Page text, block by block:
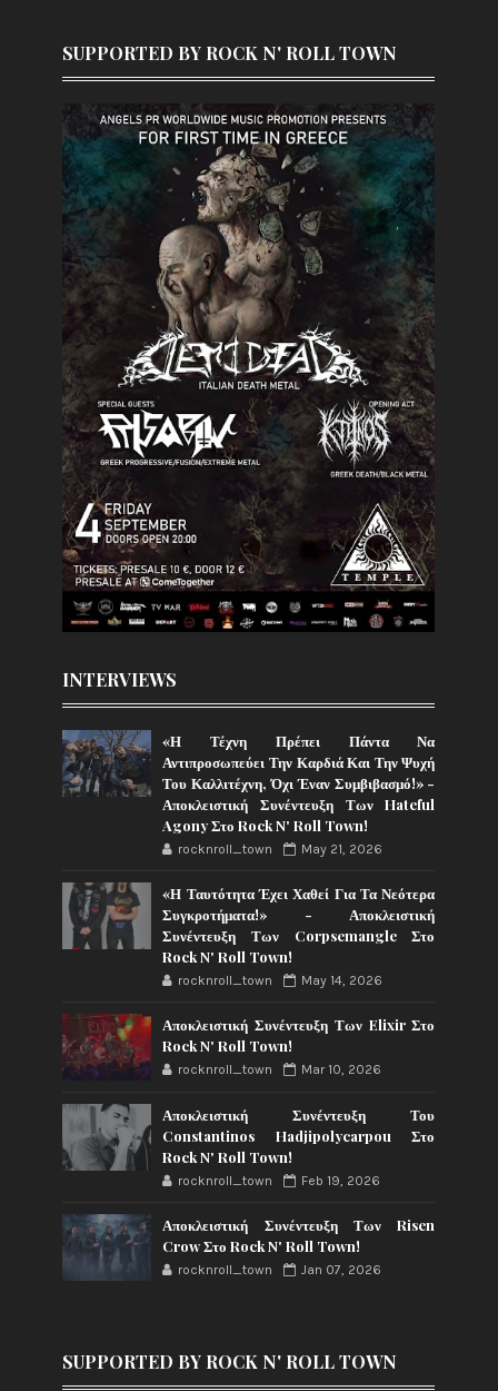
SUPPORTED BY ROCK N' ROLL TOWN
INTERVIEWS
«Η Τέχνη Πρέπει Πάντα Να
Αντιπροσωπεύει Την Καρδιά Και Την Ψυχή
Του Καλλιτέχνη, Όχι Έναν Συμβιβασμό!» -
Αποκλειστική Συνέντευξη Των Hateful
Agony Στο Rock N' Roll Town!
rocknroll_town May 21, 2026
«Η Ταυτότητα Έχει Χαθεί Για Τα Νεότερα
Συγκροτήματα!» - Αποκλειστική
Συνέντευξη Των Corpsemangle Στο
Rock N' Roll Town!
rocknroll_town May 14, 2026
Αποκλειστική Συνέντευξη Των Elixir Στο
Rock N' Roll Town!
rocknroll_town Mar 10, 2026
Αποκλειστική Συνέντευξη Του
Constantinos Hadjipolycarpou Στο
Rock N' Roll Town!
rocknroll_town Feb 19, 2026
Αποκλειστική Συνέντευξη Των Risen
Crow Στο Rock N' Roll Town!
rocknroll_town Jan 07, 2026
SUPPORTED BY ROCK N' ROLL TOWN